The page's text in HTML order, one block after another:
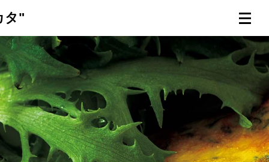
連載一覧
タ"